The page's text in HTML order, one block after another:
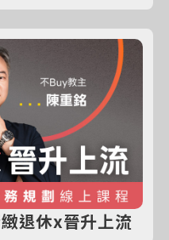
退休x晉升上流